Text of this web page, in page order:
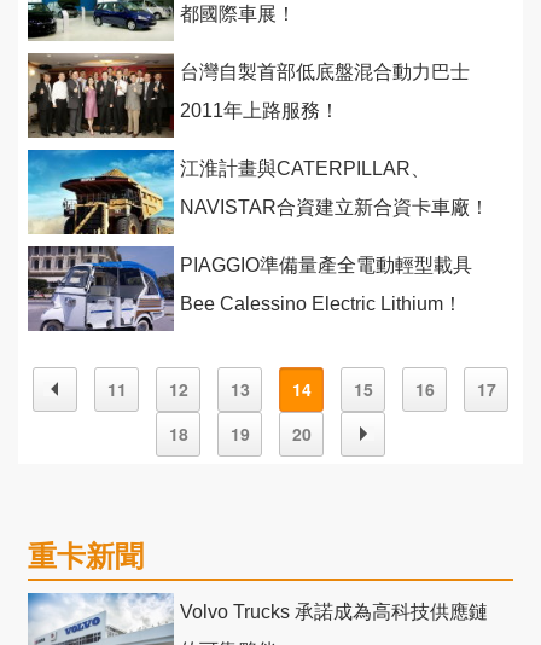
都國際車展！
台灣自製首部低底盤混合動力巴士
2011年上路服務！
江淮計畫與CATERPILLAR、
NAVISTAR合資建立新合資卡車廠！
PIAGGIO準備量產全電動輕型載具
Bee Calessino Electric Lithium！
11 12 13 14 15 16
17
18
19 20
重卡新聞
Volvo Trucks 承諾成為高科技供應鏈